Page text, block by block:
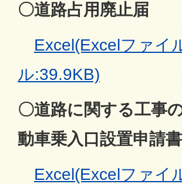
〇道路占用廃止届
Excel(Excelファイ
ル:39.9KB)
〇道路に関する工事
動車乗入口設置申請
Excel(Excelファイ